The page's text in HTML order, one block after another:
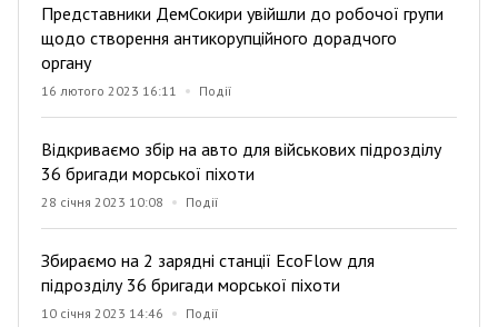
Представники ДемСокири увійшли до робочої групи
щодо створення антикорупційного дорадчого
органу
16 лютого 2023 16:11 Події
Відкриваємо збір на авто для військових підрозділу
36 бригади морської піхоти
28 січня 2023 10:08 Події
Збираємо на 2 зарядні станції EcoFlow для
підрозділу 36 бригади морської піхоти
10 січня 2023 14:46 Події